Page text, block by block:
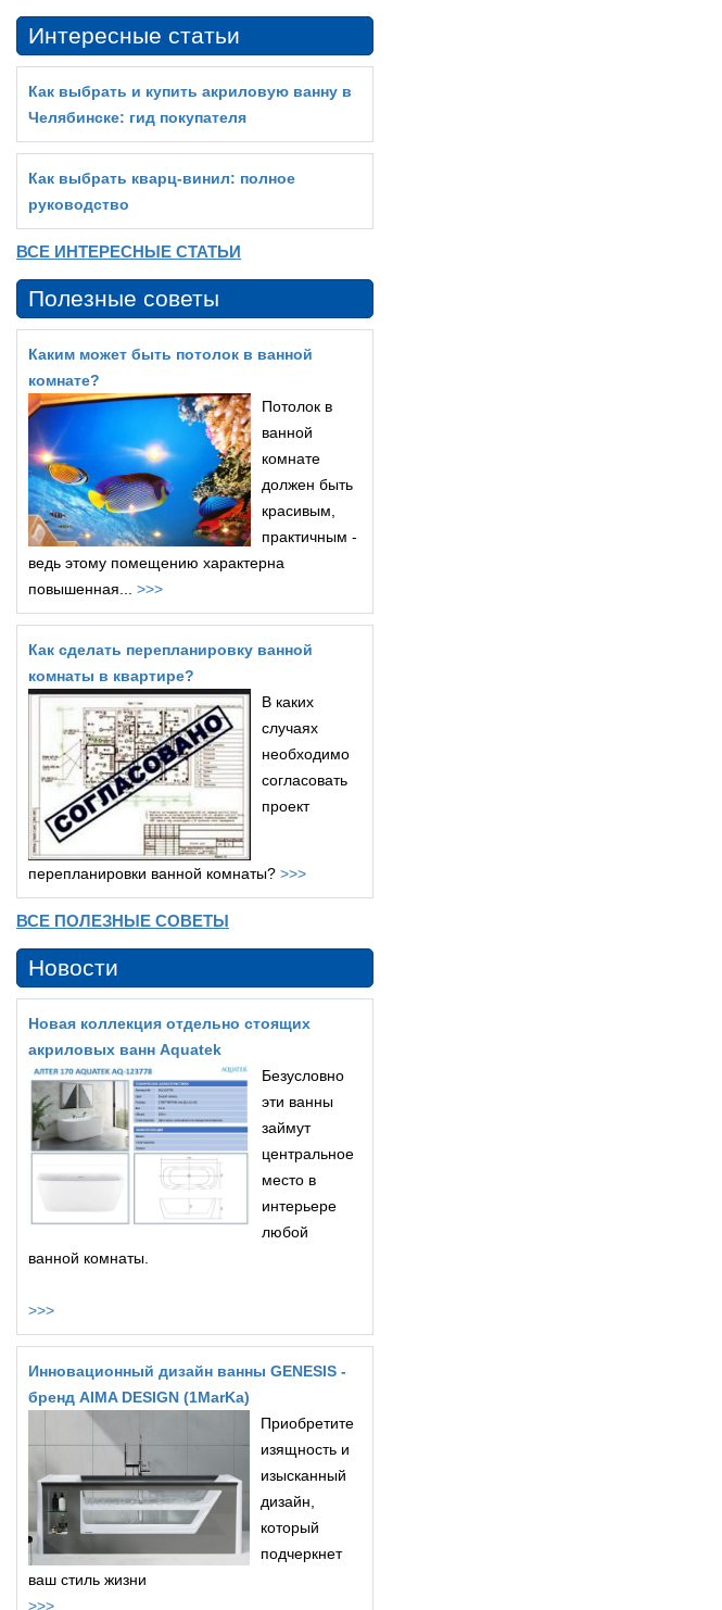
Интересные статьи
Как выбрать и купить акриловую ванну в
Челябинске: гид покупателя
Как выбрать кварц‑винил: полное
руководство
ВСЕ ИНТЕРЕСНЫЕ СТАТЬИ
Полезные советы
Каким может быть потолок в ванной
комнате?
Потолок в
ванной
комнате
должен быть
красивым,
практичным -
ведь этому помещению характерна
повышенная... >>>
Как сделать перепланировку ванной
комнаты в квартире?
В каких
случаях
необходимо
согласовать
проект
перепланировки ванной комнаты? >>>
ВСЕ ПОЛЕЗНЫЕ СОВЕТЫ
Новости
Новая коллекция отдельно стоящих
акриловых ванн Aquatek
Безусловно
эти ванны
займут
центральное
место в
интерьере
любой
ванной комнаты.
>>>
Инновационный дизайн ванны GENESIS -
бренд AIMA DESIGN (1MarKa)
Приобретите
изящность и
изысканный
дизайн,
который
подчеркнет
ваш стиль жизни
>>>